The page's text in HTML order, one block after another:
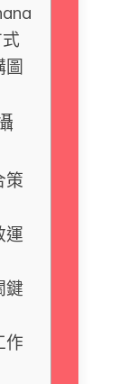
圖
策
運
鍵
作